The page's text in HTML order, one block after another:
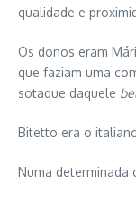
qualidade e
Os donos eram
que faziam uma
sotaque daquele
Bitetto era o
Numa determinada